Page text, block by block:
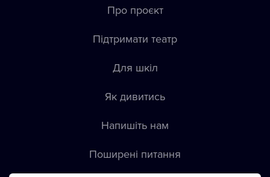
Про проєкт
Підтримати театр
Для шкіл
Як дивитись
Напишіть нам
Пoширені питання